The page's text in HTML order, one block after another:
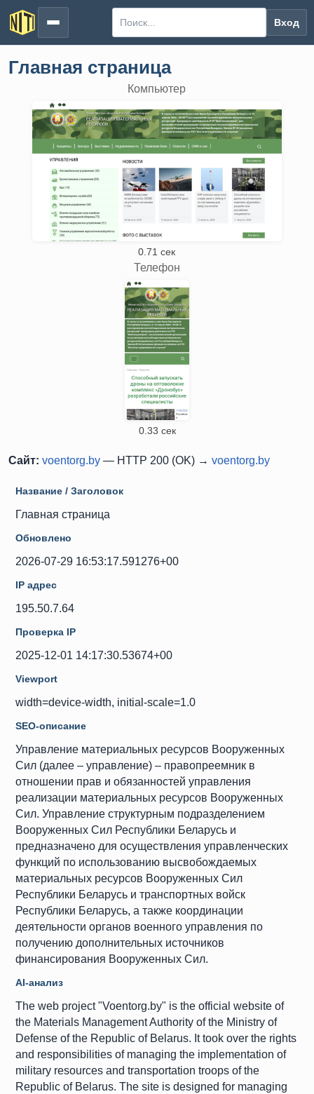
Вход
Главная страница
Компьютер
0.71 сек
Телефон
0.33 сек
Сайт: voentorg.by — HTTP 200 (OK) → voentorg.by
Название / Заголовок
Главная страница
Обновлено
2026-07-29 16:53:17.591276+00
IP адрес
195.50.7.64
Проверка IP
2025-12-01 14:17:30.53674+00
Viewport
width=device-width, initial-scale=1.0
SEO-описание
Управление материальных ресурсов Вооруженных
Сил (далее – управление) – правопреемник в
отношении прав и обязанностей управления
реализации материальных ресурсов Вооруженных
Сил. Управление структурным подразделением
Вооруженных Сил Республики Беларусь и
предназначено для осуществления управленческих
функций по использованию высвобождаемых
материальных ресурсов Вооруженных Сил
Республики Беларусь и транспортных войск
Республики Беларусь, а также координации
деятельности органов военного управления по
получению дополнительных источников
финансирования Вооруженных Сил.
AI-анализ
The web project "Voentorg.by" is the official website of
the Materials Management Authority of the Ministry of
Defense of the Republic of Belarus. It took over the rights
and responsibilities of managing the implementation of
military resources and transportation troops of the
Republic of Belarus. The site is designed for managing